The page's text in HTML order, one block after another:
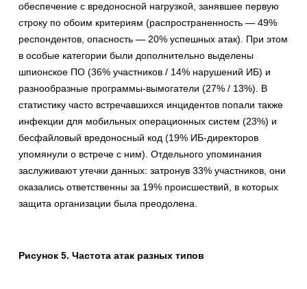
обеспечение с вредоносной нагрузкой, занявшее первую
строку по обоим критериям (распространенность — 49%
респондентов, опасность — 20% успешных атак). При этом
в особые категории были дополнительно выделены
шпионское ПО (36% участников / 14% нарушений ИБ) и
разнообразные программы-вымогатели (27% / 13%). В
статистику часто встречавшихся инцидентов попали также
инфекции для мобильных операционных систем (23%) и
бесфайловый вредоносный код (19% ИБ-директоров
упомянули о встрече с ним). Отдельного упоминания
заслуживают утечки данных: затронув 33% участников, они
оказались ответственны за 19% происшествий, в которых
защита организации была преодолена.
Рисунок 5. Частота атак разных типов